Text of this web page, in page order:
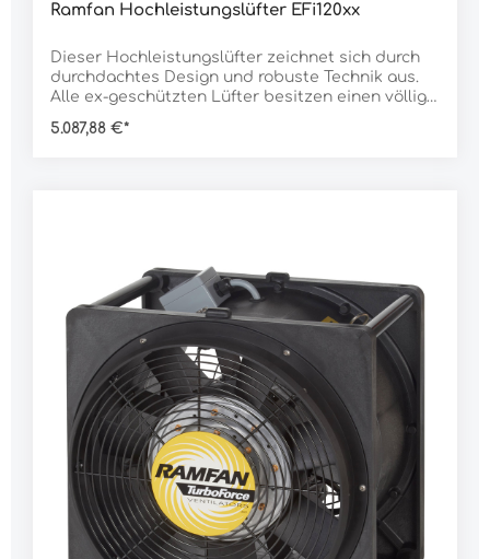
Ramfan Hochleistungslüfter EFi120xx
Dieser Hochleistungslüfter zeichnet sich durch
durchdachtes Design und robuste Technik aus.
Alle ex-geschützten Lüfter besitzen einen völlig
flammbaren Stoffen in der Umgebung verhindert.
Plastikgehäuse in die Erde
geleitet.Merkmale:ATEX-zertifiziert zur sicheren
Verwendung auch in gefährlicher
Umgebungstabiles, ABS-Gehäuse - stoßfest,
wetterfest, chemikalienbeständigantistatisches
Gehäusevier Handgriffe an den Gehäuseecken
für einfachen Transportinkl. Adapter für
Luttenstapelbar, somit sehr
platzsparendDaten:Rotor Ø: 40 cmLuftleistung
nach AMCA: 6.375 m³/hGeräusch (1 m): 86,1
dBMotor: 900 WAnschluss: 230 VAnschlusskabel: 9
m mit ATEX-Stecker Anlaufstrom: 27
AStromaufnahme in Betrieb: 5 AEx-Schutz: ATEX
(ganzes Gerät) Zone 1: II 2 G EX de IIB T6 Gb
Schutzart: IP55 Abmessung: 480 x 460 x 410
5.087,88 €*